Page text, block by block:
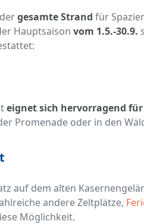
gesamte Strand für
Hauptsaison vom 1.5.-30.9.
eignet sich hervorragend
Promenade oder in den
auf dem alten
andere Zeltplätze,
Möglichkeit.